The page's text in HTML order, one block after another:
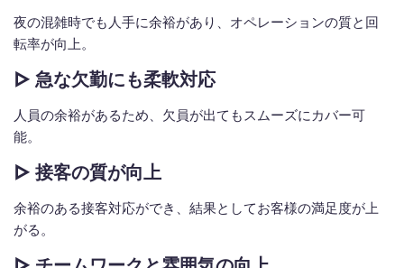
夜の混雑時でも人手に余裕があり、オペレーションの質と回
転率が向上。
▷ 急な欠勤にも柔軟対応
人員の余裕があるため、欠員が出てもスムーズにカバー可
能。
▷ 接客の質が向上
余裕のある接客対応ができ、結果としてお客様の満足度が上
がる。